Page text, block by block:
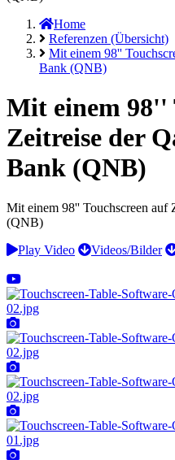
Home
Referenzen (Übersicht)
Mit einem 98''
Bank (QNB)
Mit einem 98''
Zeitreise der
Bank (QNB)
Mit einem 98'' Touchscreen auf
(QNB)
Play Video
Videos/Bilder